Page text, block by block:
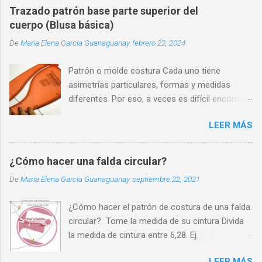
Trazado patrón base parte superior del
cuerpo (Blusa básica)
DeMaria Elena Garcia Guanaguanay febrero 22, 2024
Patrón o molde costura Cada uno tiene
asimetrías particulares, formas y medidas
diferentes. Por eso, a veces es difícil encontrar
nuestra silueta y que nos haga sentir cómodos
y seguros.
LEER MÁS
¿Cómo hacer una falda circular?
DeMaria Elena Garcia Guanaguanay septiembre 22, 2021
¿Cómo hacer el patrón de costura de una falda
circular? Tome la medida de su cintura Divida
la medida de cintura entre 6,28. Ej.